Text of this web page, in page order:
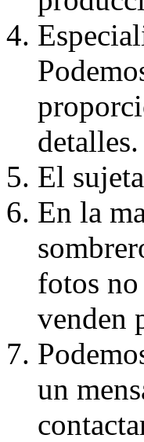
detalles.
El
En la
fotos
venden
un